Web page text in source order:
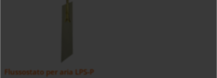
Flussostato per aria LPS-P